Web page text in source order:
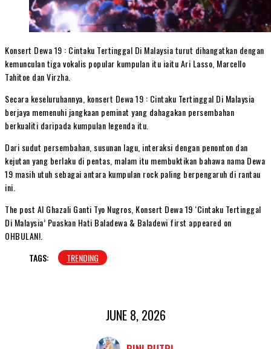
Konsert Dewa 19 : Cintaku Tertinggal Di Malaysia turut dihangatkan dengan
kemunculan tiga vokalis popular kumpulan itu iaitu Ari Lasso, Marcello
Tahitoe dan Virzha.
Secara keseluruhannya, konsert Dewa 19 : Cintaku Tertinggal Di Malaysia
berjaya memenuhi jangkaan peminat yang dahagakan persembahan
berkualiti daripada kumpulan legenda itu.
Dari sudut persembahan, susunan lagu, interaksi dengan penonton dan
kejutan yang berlaku di pentas, malam itu membuktikan bahawa nama Dewa
19 masih utuh sebagai antara kumpulan rock paling berpengaruh di rantau
ini.
The post Al Ghazali Ganti Tyo Nugros, Konsert Dewa 19 ‘Cintaku Tertinggal
Di Malaysia’ Puaskan Hati Baladewa & Baladewi first appeared on
OHBULAN!.
TAGS:
TRENDING
JUNE 8, 2026